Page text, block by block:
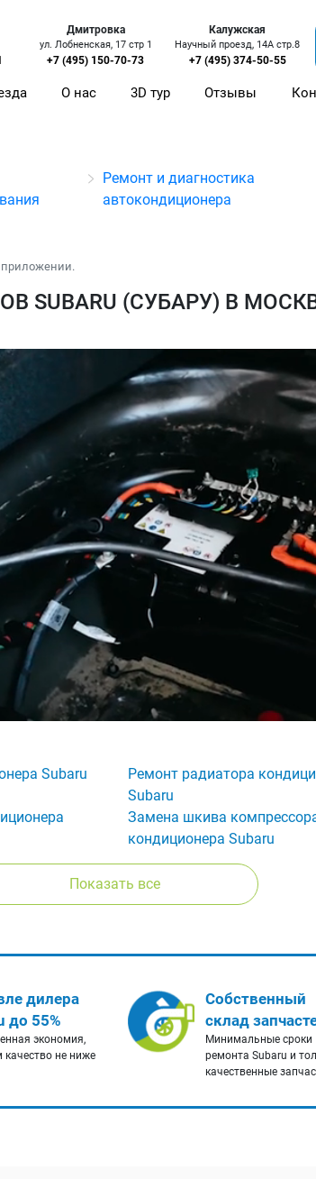
Дмитровка
ул. Лобненская, 17 стр 1
+7 (495) 150-70-73
Калужская
Научный проезд, 14А стр.8
+7 (495) 374-50-55
О нас 3D тур Отзывы
Ремонт и диагностика
автокондиционера
приложении.
SUBARU (СУБАРУ) В
Subaru
Ремонт радиатора
Subaru
Замена шкива
кондиционера Subaru
Показать все
дилера
до 55%
экономия,
качество не ниже
Собственный
склад
Минимальные сроки
ремонта Subaru и
качественные